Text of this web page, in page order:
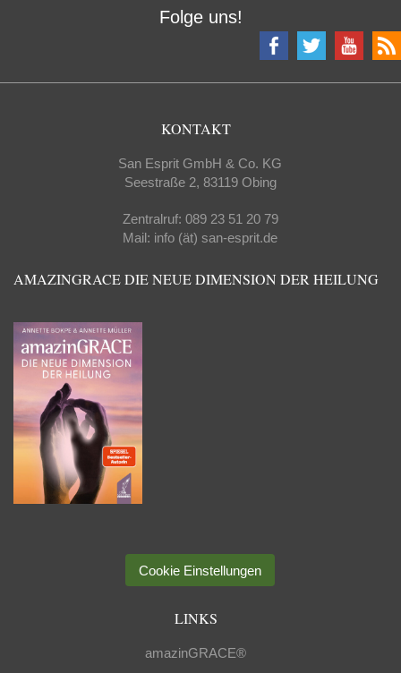
Folge uns!
KONTAKT
San Esprit GmbH & Co. KG
Seestraße 2, 83119 Obing
Zentralruf: 089 23 51 20 79
Mail: info (ät) san-esprit.de
AMAZINGRACE DIE NEUE DIMENSION DER HEILUNG
Cookie Einstellungen
LINKS
amazinGRACE®